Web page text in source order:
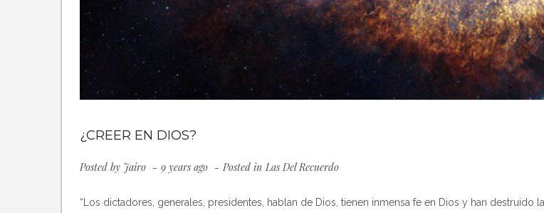
¿CREER EN DIOS?
Posted by Jairo 9 years ago Posted in Las Del Recuerdo
“Los dictadores, generales, presidentes, hablan de Dios, tienen inmensa fe en Dios y han